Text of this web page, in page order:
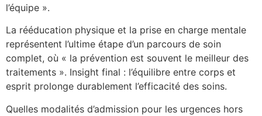
l’équipe ».
La rééducation physique et la prise en charge mentale
représentent l’ultime étape d’un parcours de soin
complet, où « la prévention est souvent le meilleur des
traitements ». Insight final : l’équilibre entre corps et
esprit prolonge durablement l’efficacité des soins.
Quelles modalités d’admission pour les urgences hors